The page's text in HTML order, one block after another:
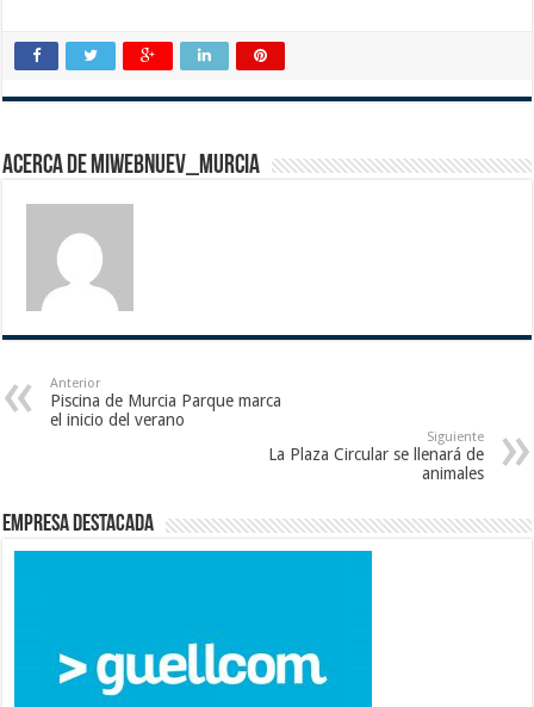
Acerca de miwebnuev_murcia
Anterior
Piscina de Murcia Parque marca
el inicio del verano
Siguiente
La Plaza Circular se llenará de
animales
Empresa destacada